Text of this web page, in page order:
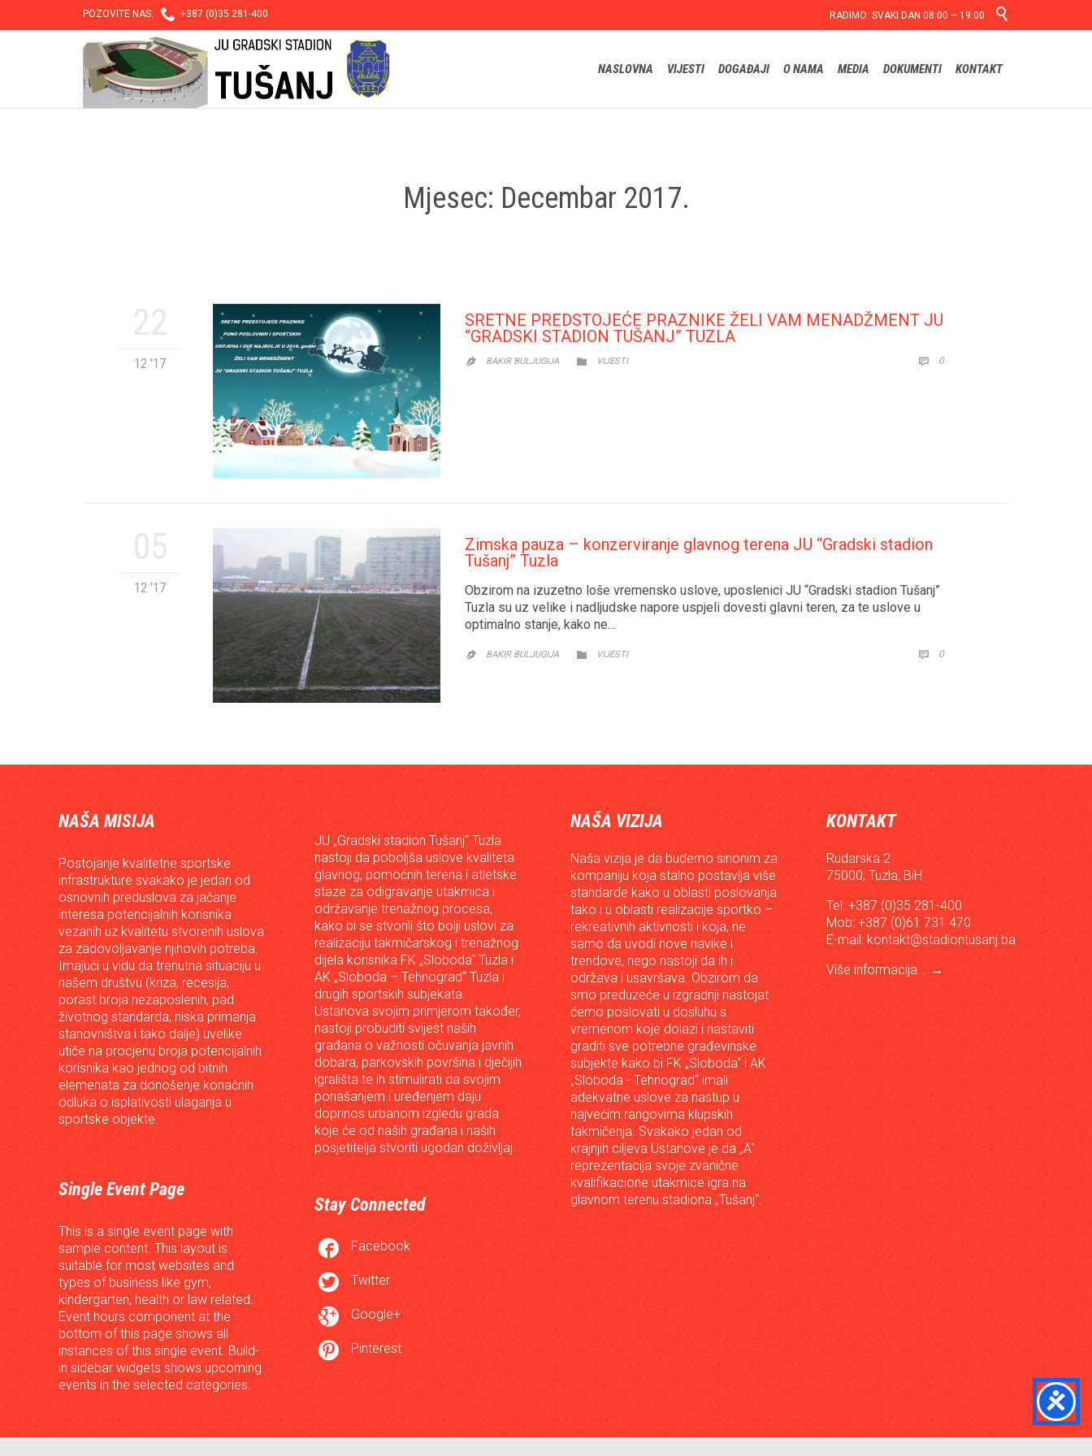
POZOVITE NAS:  +387 (0)35 281-400 RADIMO: SVAKI DAN 08:00 – 19:00 
NASLOVNA VIJESTI DOGAĐAJI O NAMA MEDIA DOKUMENTI KONTAKT
Mjesec: Decembar 2017.
12 '17
SRETNE PREDSTOJEĆE PRAZNIKE ŽELI VAM MENADŽMENT JU
“GRADSKI STADION TUŠANJ” TUZLA
 BAKIR BULJUGIJA  CATEGORY
VIJESTI  0COMMENTS
12 '17
Zimska pauza – konzerviranje glavnog terena JU “Gradski stadion
Tušanj” Tuzla
Obzirom na izuzetno loše vremensko uslove, uposlenici JU “Gradski stadion Tušanj”
Tuzla su uz velike i nadljudske napore uspjeli dovesti glavni teren, za te uslove u
optimalno stanje, kako ne…
 BAKIR BULJUGIJA  CATEGORY
VIJESTI  0COMMENTS
NAŠA MISIJA
Postojanje kvalitetne sportske
infrastrukture svakako je jedan od
osnovnih preduslova za jačanje
interesa potencijalnih korisnika
vezanih uz kvalitetu stvorenih uslova
za zadovoljavanje njihovih potreba.
Imajući u vidu da trenutna situaciju u
našem društvu (kriza, recesija,
porast broja nezaposlenih, pad
životnog standarda, niska primanja
stanovništva i tako dalje) uvelike
utiče na procjenu broja potencijalnih
korisnika kao jednog od bitnih
elemenata za donošenje konačnih
odluka o isplativosti ulaganja u
sportske objekte.
Single Event Page
This is a single event page with
sample content. This layout is
suitable for most websites and
types of business like gym,
kindergarten, health or law related.
Event hours component at the
bottom of this page shows all
instances of this single event. Build-
in sidebar widgets shows upcoming
events in the selected categories.
JU „Gradski stadion Tušanj“ Tuzla
nastoji da poboljša uslove kvaliteta
glavnog, pomoćnih terena i atletske
staze za odigravanje utakmica i
održavanje trenažnog procesa,
kako bi se stvorili što bolji uslovi za
realizaciju takmičarskog i trenažnog
dijela korisnika FK „Sloboda“ Tuzla i
AK „Sloboda – Tehnograd“ Tuzla i
drugih sportskih subjekata.
Ustanova svojim primjerom također,
nastoji probuditi svijest naših
građana o važnosti očuvanja javnih
dobara, parkovskih površina i dječijih
igrališta te ih stimulirati da svojim
ponašanjem i uređenjem daju
doprinos urbanom izgledu grada
koje će od naših građana i naših
posjetitelja stvoriti ugodan doživljaj.
Stay Connected
 Facebook
 Twitter
 Google+
 Pinterest
NAŠA VIZIJA
Naša vizija je da budemo sinonim za
kompaniju koja stalno postavlja više
standarde kako u oblasti poslovanja
tako i u oblasti realizacije sportko –
rekreativnih aktivnosti i koja, ne
samo da uvodi nove navike i
trendove, nego nastoji da ih i
održava i usavršava. Obzirom da
smo preduzeće u izgradnji nastojat
ćemo poslovati u dosluhu s
vremenom koje dolazi i nastaviti
graditi sve potrebne građevinske
subjekte kako bi FK „Sloboda“ i AK
„Sloboda - Tehnograd“ imali
adekvatne uslove za nastup u
najvećim rangovima klupskih
takmičenja. Svakako jedan od
krajnjih ciljeva Ustanove je da „A“
reprezentacija svoje zvanične
kvalifikacione utakmice igra na
glavnom terenu stadiona „Tušanj“.
KONTAKT
Rudarska 2
75000, Tuzla, BiH
Tel: +387 (0)35 281-400
Mob: +387 (0)61 731 470
E-mail: kontakt@stadiontusanj.ba
Više informacija...
→